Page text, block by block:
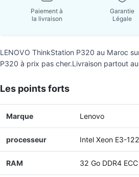
Paiement à
la livraison
Garantie
Légale
LENOVO ThinkStation P320 au Maroc
P320 à prix pas cher.Livraison partout
Les points forts
Marque Lenovo
processeur Intel Xeon E3-
RAM 32 Go DDR4 ECC